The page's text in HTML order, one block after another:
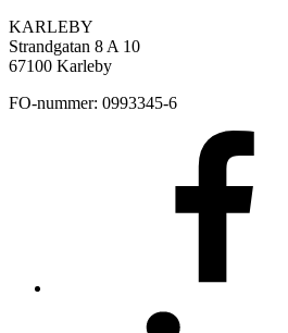
KARLEBY
Strandgatan 8 A 10
67100 Karleby
FO-nummer: 0993345-6